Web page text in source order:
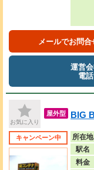
メールでお問合
運営
電
お気に入り
屋外型 BIG
キャンペーン中 所在地
駅名
料金